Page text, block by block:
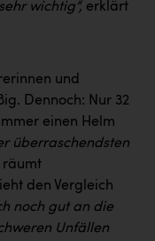
wichtig“, erklärt
und
Dennoch: Nur 32
einen Helm
überraschendsten
räumt
den Vergleich
noch gut an die
Unfällen